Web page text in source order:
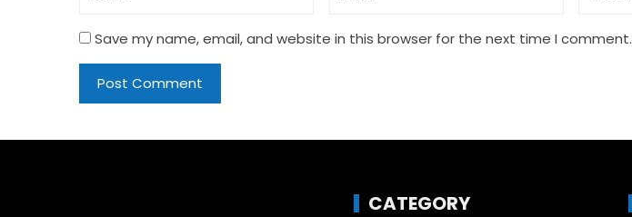
Save my name, email, and website in this browser for the next time I comment.
CATEGORY